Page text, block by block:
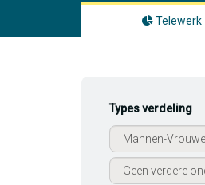
Telewerk
Types verdeling